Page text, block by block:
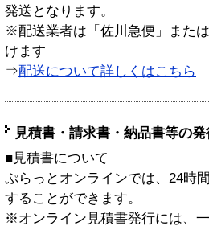
発送となります。
※配送業者は「佐川急便」また
けます
⇒配送について詳しくはこちら
見積書・請求書・納品書等の
■見積書について
ぷらっとオンラインでは、24時
することができます。
※オンライン見積書発行には、